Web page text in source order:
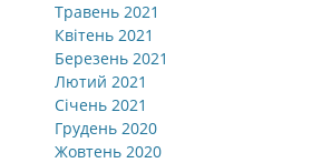
Травень 2021
Квітень 2021
Березень 2021
Лютий 2021
Січень 2021
Грудень 2020
Жовтень 2020